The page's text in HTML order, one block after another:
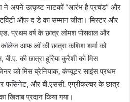
ने अपने उत्कृष्ट नाटकों “आरंभ है प्रचंड” और
ऑफ द डे का सम्मान जीता। मिस्टर और
प्रथम वर्ष के छात्र लोमश पोसवाल और
कॉलेज आफ लॉ की छात्रा कशिश शर्मा को
की छात्रा हूरिया कुरैशी को मिस
जेनर को मिस ब्रेनियाक, कंप्यूटर साइंस प्रथम
फसिनेट, और बी.एससी. एग्रीकल्चर के छात्र
खिताब प्रदान किया गया।